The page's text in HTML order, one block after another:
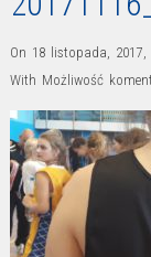
On 18 listopada, 2017,
With Możliwość